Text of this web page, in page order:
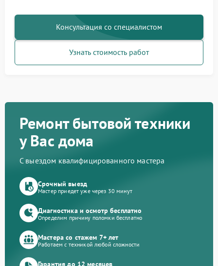
Консультация со специалистом
Узнать стоимость работ
Ремонт бытовой техники
у Вас дома
С выездом квалифицированного мастера
Срочный выезд
Мастер приедет уже через 30 минут
Диагностика и осмотр бесплатно
Определим причину поломки бесплатно
Мастера со стажем 7+ лет
Работаем с техникой любой сложности
Гарантия до 12 месяцев